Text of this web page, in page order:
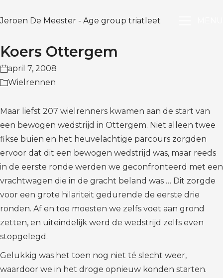
Jeroen De Meester - Age group triatleet
Koers Ottergem
april 7, 2008
Wielrennen
Maar liefst 207 wielrenners kwamen aan de start van
een bewogen wedstrijd in Ottergem. Niet alleen twee
fikse buien en het heuvelachtige parcours zorgden
ervoor dat dit een bewogen wedstrijd was, maar reeds
in de eerste ronde werden we geconfronteerd met een
vrachtwagen die in de gracht beland was … Dit zorgde
voor een grote hilariteit gedurende de eerste drie
ronden. Af en toe moesten we zelfs voet aan grond
zetten, en uiteindelijk werd de wedstrijd zelfs even
stopgelegd.
Gelukkig was het toen nog niet té slecht weer,
waardoor we in het droge opnieuw konden starten.